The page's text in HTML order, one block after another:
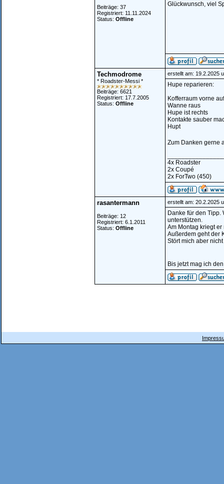
Beiträge: 37
Registriert: 11.11.2024
Status: Offline
Glückwunsch, viel
Techmodrome
* Roadster-Messi *
Beiträge: 6621
Registriert: 17.7.2005
Status: Offline
erstellt am: 19.2.2025
Hupe reparieren:
Kofferraum vorne auf
Wanne raus
Hupe ist rechts
Kontakte sauber
Hupt
Zum Danken gerne
4x Roadster
2x Coupé
2x ForTwo (450)
rasantermann
Beiträge: 12
Registriert: 6.1.2011
Status: Offline
erstellt am: 20.2.2025
Danke für den
unterstützen.
Am Montag kriegt
Außerdem geht der
Stört mich aber
Bis jetzt mag ich